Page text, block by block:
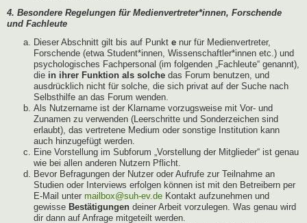
4. Besondere Regelungen für Medienvertreter*innen, Forschende
und Fachleute
Dieser Abschnitt gilt bis auf Punkt e nur für Medienvertreter,
Forschende (etwa Student*innen, Wissenschaftler*innen etc.) und
psychologisches Fachpersonal (im folgenden „Fachleute“ genannt),
die in ihrer Funktion als solche das Forum benutzen, und
ausdrücklich nicht für solche, die sich privat auf der Suche nach
Selbsthilfe an das Forum wenden.
Als Nutzername ist der Klarname vorzugsweise mit Vor- und
Zunamen zu verwenden (Leerschritte und Sonderzeichen sind
erlaubt), das vertretene Medium oder sonstige Institution kann
auch hinzugefügt werden.
Eine Vorstellung im Subforum „Vorstellung der Mitglieder“ ist genau
wie bei allen anderen Nutzern Pflicht.
Bevor Befragungen der Nutzer oder Aufrufe zur Teilnahme an
Studien oder Interviews erfolgen können ist mit den Betreibern per
E-Mail unter mailbox@suh-ev.de Kontakt aufzunehmen und
gewisse Bestätigungen deiner Arbeit vorzulegen. Was genau wird
dir dann auf Anfrage mitgeteilt werden.